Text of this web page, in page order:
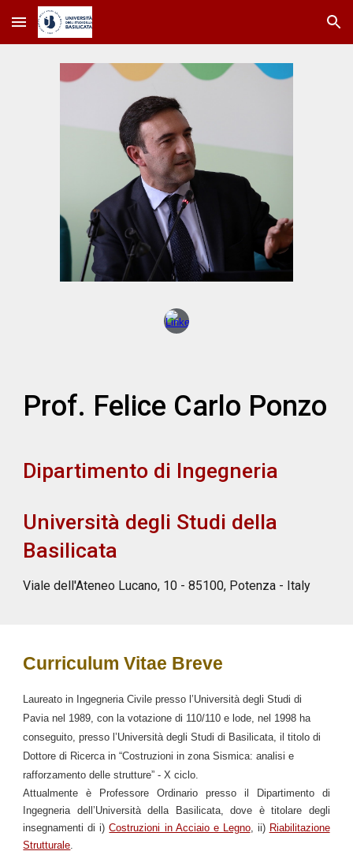
Skip to main content Skip to navigation
Prof. Felice Carlo Ponzo
Dipartimento di Ingegneria
Università degli Studi della
Basilicata
Viale dell'Ateneo Lucano, 10 - 85100, Potenza - Italy
Curriculum Vitae Breve
Laureato in Ingegneria Civile presso l’Università degli Studi di
Pavia nel 1989, con la votazione di 110/110 e lode, nel 1998 ha
conseguito, presso l’Università degli Studi di Basilicata, il titolo di
Dottore di Ricerca in “Costruzioni in zona Sismica: analisi e
rafforzamento delle strutture” - X ciclo.
Attualmente è
ProfessoreOrdinario presso il Dipartimentodi
Ingegneria dell’Università della Basilicata, dove è titolare degli
insegnamenti di i)Costruzioni in Acciaio e Legno, ii) Riabilitazione
Strutturale.